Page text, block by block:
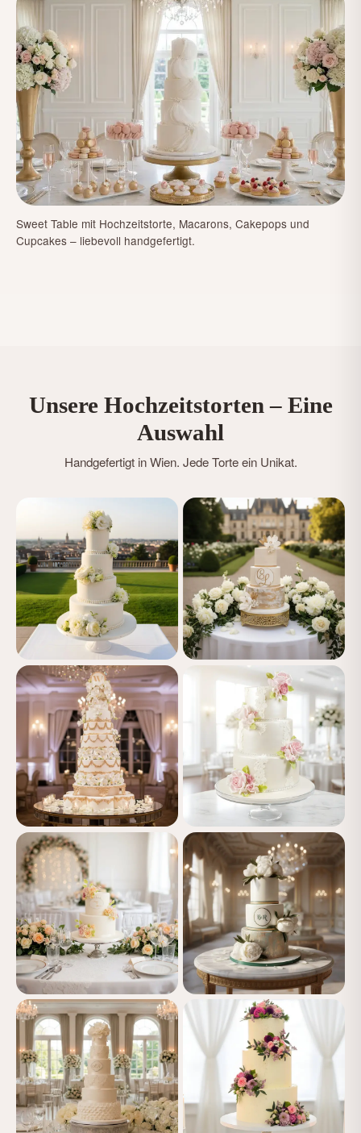
Sweet Table mit Hochzeitstorte, Macarons, Cakepops und
Cupcakes – liebevoll handgefertigt.
Unsere Hochzeitstorten – Eine
Auswahl
Handgefertigt in Wien. Jede Torte ein Unikat.